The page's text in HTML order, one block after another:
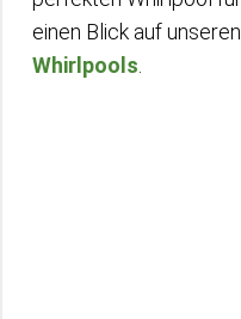
einen Blick auf
Whirlpools